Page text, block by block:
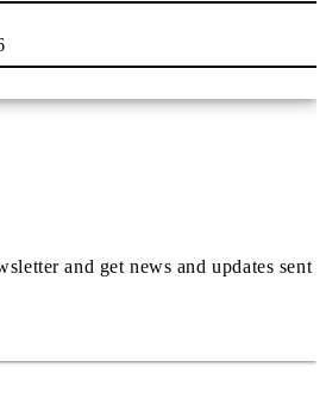
and get news and updates sent